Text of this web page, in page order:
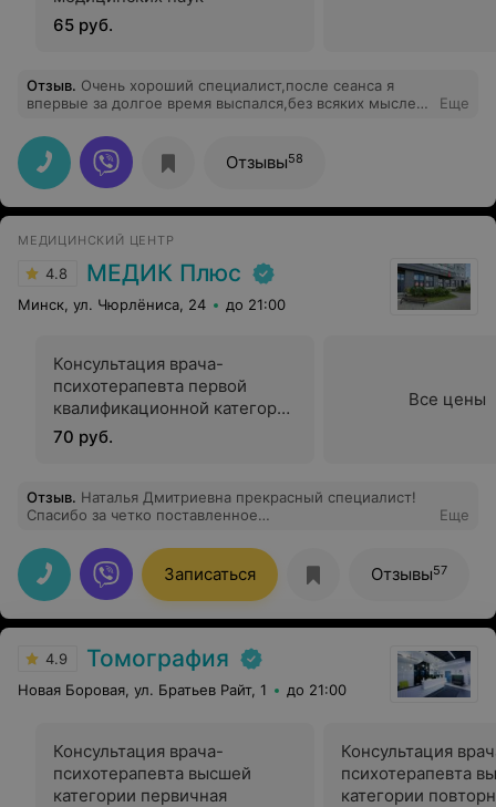
65 руб.
Отзыв. Очень хороший специалист,после сеанса я
впервые за долгое время выспался,без всяких мыслей
ещё,кому нужна помощь рекомендую Дмитрия
Александровича, благодарю за помощь.
Еще
Отзывы58
МЕДИЦИНСКИЙ ЦЕНТР
4.8 МЕДИК Плюс
Минск, ул. Чюрлёниса, 24 до 21:00
Консультация врача-
психотерапевта первой
квалификационной категории
(взрослый)
70 руб.
Все цены
Отзыв. Наталья Дмитриевна прекрасный специалист!
Спасибо за четко поставленное
Буду теперь ходить только к ней!!
Еще
Записаться Отзывы57
4.9 Томография
Новая Боровая, ул. Братьев Райт, 1 до 21:00
Консультация врача-
психотерапевта высшей
категории первичная
Консультация
психотерапевта
категории